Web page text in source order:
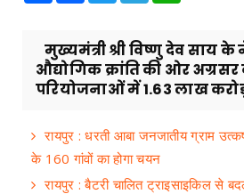
मुख्यमंत्री श्री विष्णु देव साय के
औद्योगिक क्रांति की ओर अग्रसर
परियोजनाओं में 1.63 लाख
रायपुर : धरती आबा जनजातीय ग्राम
के 160 गांवों का होगा चयन
रायपुर : बैटरी चालित ट्राइसाइकिल से